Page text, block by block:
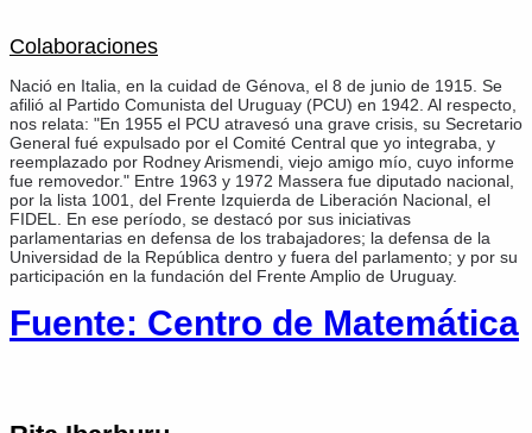
Colaboraciones
Nació en Italia, en la cuidad de Génova, el 8 de junio de 1915. Se
afilió al Partido Comunista del Uruguay (PCU) en 1942. Al respecto,
nos relata: "En 1955 el PCU atravesó una grave crisis, su Secretario
General fué expulsado por el Comité Central que yo integraba, y
reemplazado por Rodney Arismendi, viejo amigo mío, cuyo informe
fue removedor." Entre 1963 y 1972 Massera fue diputado nacional,
por la lista 1001, del Frente Izquierda de Liberación Nacional, el
FIDEL. En ese período, se destacó por sus iniciativas
parlamentarias en defensa de los trabajadores; la defensa de la
Universidad de la República dentro y fuera del parlamento; y por su
participación en la fundación del Frente Amplio de Uruguay.
Fuente: Centro de Matemática